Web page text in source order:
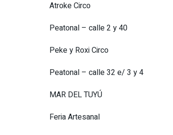
Atroke Circo
Peatonal – calle 2 y 40
Peke y Roxi Circo
Peatonal – calle 32 e/ 3 y 4
MAR DEL TUYÚ
Feria Artesanal